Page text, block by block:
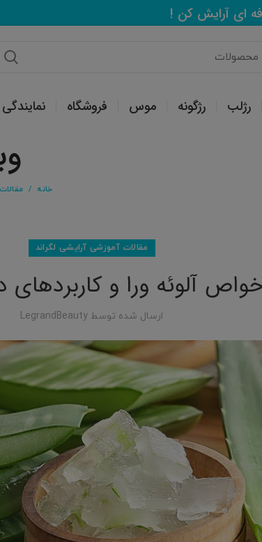
ای آرایش کن !
رژلب رژگونه موس فروشگاه
خانه
مقالات آموزشی آرایشی لگراند
آلوئه ورا و کاربردهای
ارسال شده توسط LegrandBeauty